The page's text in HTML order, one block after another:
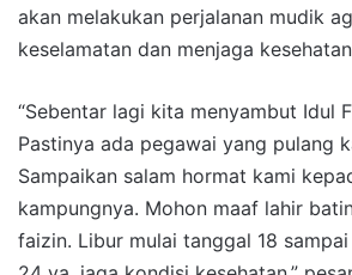
akan melakukan perjalanan mudik
keselamatan dan menjaga kesehatan
“Sebentar lagi kita menyambut Idul
Pastinya ada pegawai yang pulang
Sampaikan salam hormat kami
kampungnya. Mohon maaf lahir
faizin. Libur mulai tanggal 18